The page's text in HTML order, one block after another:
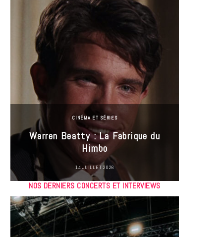
CINÉMA ET SÉRIES
Warren Beatty : La Fabrique du
Himbo
14 JUILLET 2026
NOS DERNIERS CONCERTS ET INTERVIEWS